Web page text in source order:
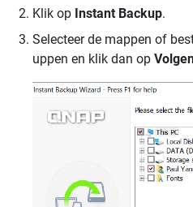
Klik op Instant Backup.
Selecteer de mappen of
uppen en klik dan op